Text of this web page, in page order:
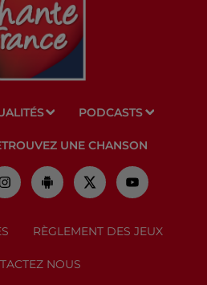
PODCASTS
UNE CHANSON
RÈGLEMENT DES JEUX
NOUS